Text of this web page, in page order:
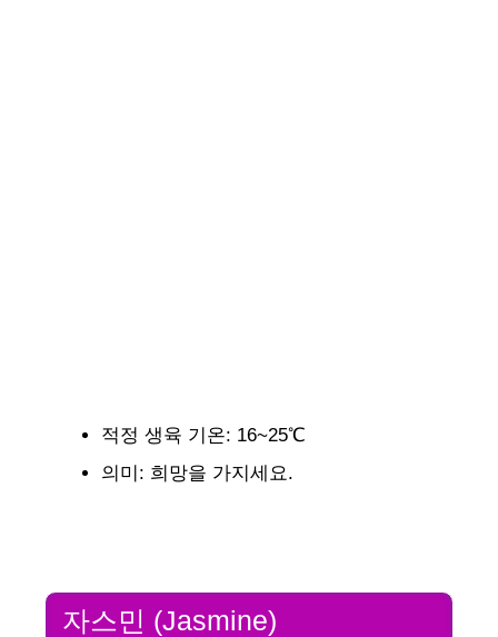
적정 생육 기온: 16~25℃
의미: 희망을 가지세요.
자스민 (Jasmine)